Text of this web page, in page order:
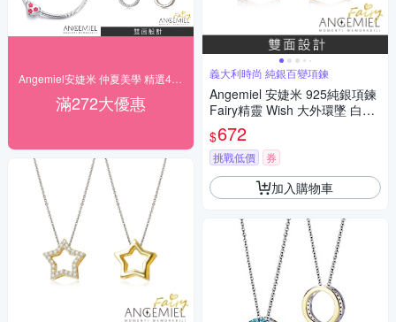
滿272大優惠
義大利時尚 純銀百變項鍊
Angemiel 安婕米 925純銀項鍊
Fairy精靈 Wish 大外環墜 白鑽.
玫瑰金
$672
挑戰低價 券
加入購物車